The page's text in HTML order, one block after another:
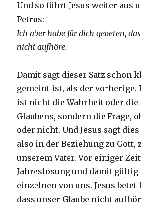
Und so führt Jesus weiter aus
Petrus:
Ich aber habe für dich gebeten,
nicht aufhöre.
Damit sagt dieser Satz schon
gemeint ist, als der vorherige.
ist nicht die Wahrheit oder die
Glaubens, sondern die Frage,
oder nicht. Und Jesus sagt
also in der Beziehung zu Gott,
unserem Vater. Vor einiger
Jahreslosung und damit gültig
einzelnen von uns. Jesus betet
dass unser Glaube nicht